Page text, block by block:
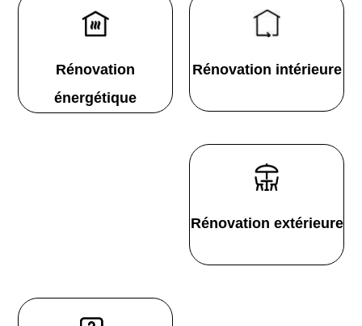
Rénovation
énergétique
Rénovation intérieure
Rénovation extérieure